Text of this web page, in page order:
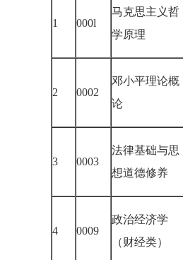
1 000l
马克思主义哲
学原理
2 0002
邓小平理论概
论
3 0003
法律基础与思
想道德修养
4 0009
政治经济学
（财经类）